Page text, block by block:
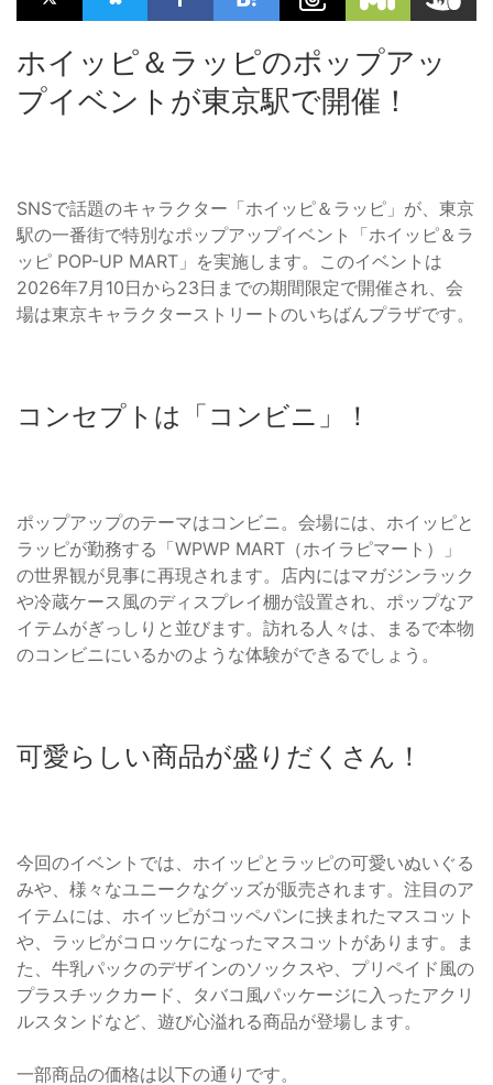
ホイッピ＆ラッピのポップアッ
プイベントが東京駅で開催！
SNSで話題のキャラクター「ホイッピ＆ラッピ」が、東京
駅の一番街で特別なポップアップイベント「ホイッピ＆ラ
ッピ POP-UP MART」を実施します。このイベントは
2026年7月10日から23日までの期間限定で開催され、会
場は東京キャラクターストリートのいちばんプラザです。
コンセプトは「コンビニ」！
ポップアップのテーマはコンビニ。会場には、ホイッピと
ラッピが勤務する「WPWP MART（ホイラピマート）」
の世界観が見事に再現されます。店内にはマガジンラック
や冷蔵ケース風のディスプレイ棚が設置され、ポップなア
イテムがぎっしりと並びます。訪れる人々は、まるで本物
のコンビニにいるかのような体験ができるでしょう。
可愛らしい商品が盛りだくさん！
今回のイベントでは、ホイッピとラッピの可愛いぬいぐる
みや、様々なユニークなグッズが販売されます。注目のア
イテムには、ホイッピがコッペパンに挟まれたマスコット
や、ラッピがコロッケになったマスコットがあります。ま
た、牛乳パックのデザインのソックスや、プリペイド風の
プラスチックカード、タバコ風パッケージに入ったアクリ
ルスタンドなど、遊び心溢れる商品が登場します。
一部商品の価格は以下の通りです。